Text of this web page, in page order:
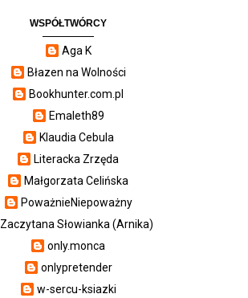
WSPÓŁTWÓRCY
Aga K
Błazen na Wolności
Bookhunter.com.pl
Emaleth89
Klaudia Cebula
Literacka Zrzęda
Małgorzata Celińska
PoważnieNiepoważny
Zaczytana Słowianka (Arnika)
only.monca
onlypretender
w-sercu-ksiazki